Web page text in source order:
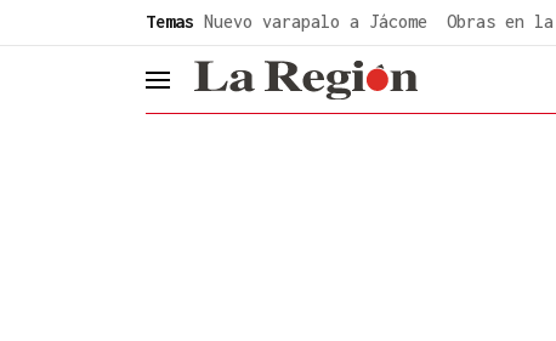
Temas Nuevo varapalo a Jácome Obras en
header.menu.open